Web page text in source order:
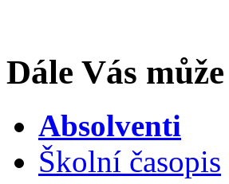
Dále Vás
Absolventi
Školní časopis